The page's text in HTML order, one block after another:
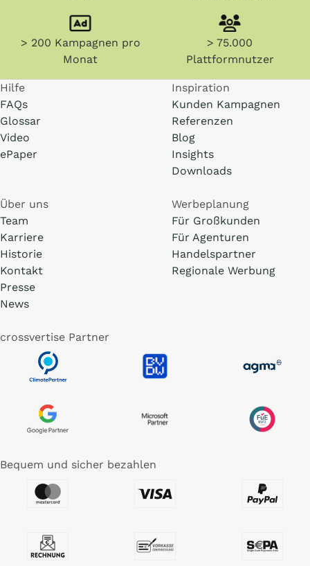
> 200 Kampagnen pro
Monat
> 75.000
Plattformnutzer
Hilfe
FAQs
Glossar
Video
ePaper
Inspiration
Kunden Kampagnen
Referenzen
Blog
Insights
Downloads
Über uns
Team
Karriere
Historie
Kontakt
Presse
News
Werbeplanung
Für Großkunden
Für Agenturen
Handelspartner
Regionale Werbung
crossvertise Partner
Bequem und sicher bezahlen